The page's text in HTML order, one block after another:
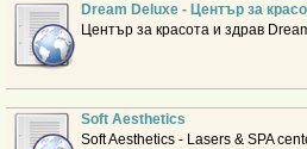
Dream Deluxe - Център за
Център за красота и здрав
Soft Aesthetics
Soft Aesthetics - Lasers & SPA